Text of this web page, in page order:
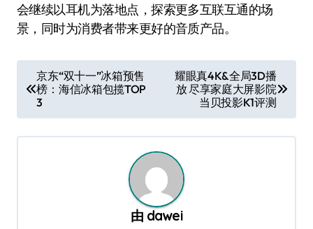
会继续以耳机为落地点，探索更多互联互通的场
景，同时为消费者带来更好的音质产品。
章
导
航
京东“双十一”冰箱预售
榜：海信冰箱包揽TOP
3
耀眼真4K&全局3D播
放 尽享家庭大屏影院
当贝投影K1评测
由 dawei